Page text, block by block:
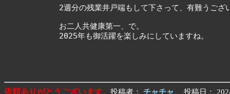
2週分の残業井戸端もして下さって、有難うござ
お二人共健康第一、で。
2025年も御活躍を楽しみにしていますね。
依頼ありがとうございます 投稿者： チャチャ 投稿日：